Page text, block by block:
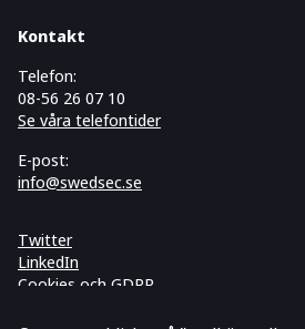
Kontakt
Telefon:
08-56 26 07 10
Se våra telefontider
E-post:
info@swedsec.se
Twitter
LinkedIn
Cookies och GDPR
Prenumerera på vårt nyhetsbrev